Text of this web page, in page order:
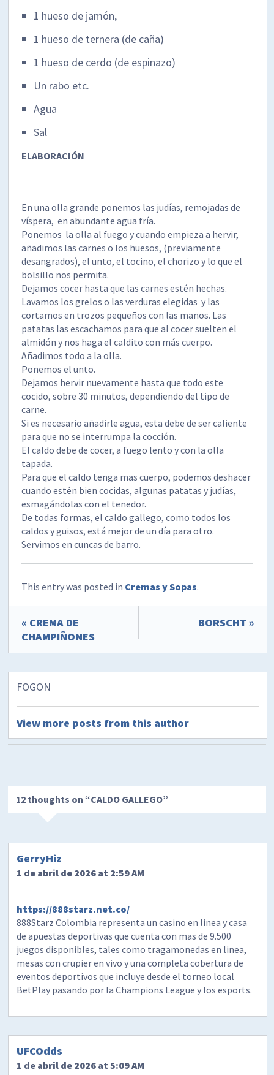
1 hueso de jamón,
1 hueso de ternera (de caña)
1 hueso de cerdo (de espinazo)
Un rabo etc.
Agua
Sal
ELABORACIÓN
En una olla grande ponemos las judías, remojadas de
víspera, en abundante agua fría.
Ponemos la olla al fuego y cuando empieza a hervir,
añadimos las carnes o los huesos, (previamente
desangrados), el unto, el tocino, el chorizo y lo que el
bolsillo nos permita.
Dejamos cocer hasta que las carnes estén hechas.
Lavamos los grelos o las verduras elegidas y las
cortamos en trozos pequeños con las manos. Las
patatas las escachamos para que al cocer suelten el
almidón y nos haga el caldito con más cuerpo.
Añadimos todo a la olla.
Ponemos el unto.
Dejamos hervir nuevamente hasta que todo este
cocido, sobre 30 minutos, dependiendo del tipo de
carne.
Si es necesario añadirle agua, esta debe de ser caliente
para que no se interrumpa la cocción.
El caldo debe de cocer, a fuego lento y con la olla
tapada.
Para que el caldo tenga mas cuerpo, podemos deshacer
cuando estén bien cocidas, algunas patatas y judías,
esmagándolas con el tenedor.
De todas formas, el caldo gallego, como todos los
caldos y guisos, está mejor de un día para otro.
Servimos en cuncas de barro.
This entry was posted in Cremas y Sopas.
« CREMA DE
CHAMPIÑONES
BORSCHT »
FOGON
View more posts from this author
12 thoughts on “CALDO GALLEGO”
GerryHiz
1 de abril de 2026 at 2:59 AM
https://888starz.net.co/
888Starz Colombia representa un casino en linea y casa
de apuestas deportivas que cuenta con mas de 9.500
juegos disponibles, tales como tragamonedas en linea,
mesas con crupier en vivo y una completa cobertura de
eventos deportivos que incluye desde el torneo local
BetPlay pasando por la Champions League y los esports.
UFCOdds
1 de abril de 2026 at 5:09 AM